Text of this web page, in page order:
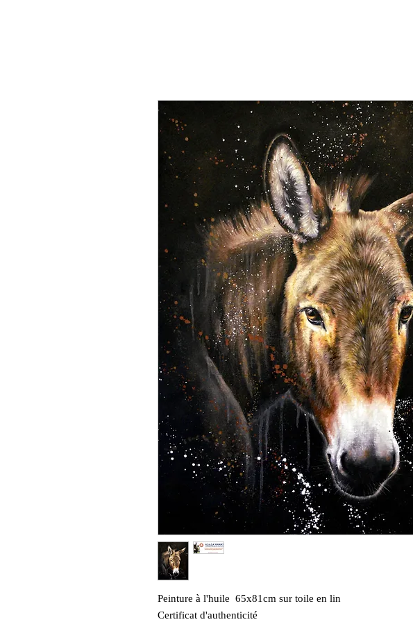
Peinture à l'huile 65x81cm sur toile en lin
Certificat d'authenticité